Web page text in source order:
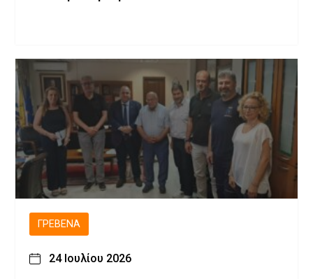
ΓΡΕΒΕΝΆ
24 Ιουλίου 2026